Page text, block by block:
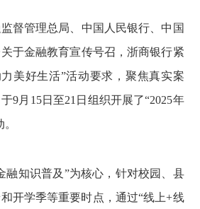
督管理总局、中国人民银行、中国
于金融教育宣传号召，浙商银行紧
美好生活”活动要求，聚焦真实案
9月15日至21日组织开展了“2025年
融知识普及”为核心，针对校园、县
开学季等重要时点，通过“线上+线